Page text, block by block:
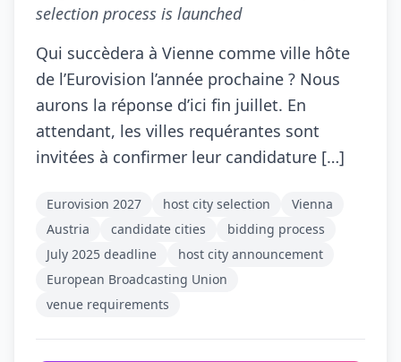
selection process is launched
Qui succèdera à Vienne comme ville hôte
de l’Eurovision l’année prochaine ? Nous
aurons la réponse d’ici fin juillet. En
attendant, les villes requérantes sont
invitées à confirmer leur candidature […]
Eurovision 2027 host city selection
Vienna
Austria
candidate cities
bidding process
July 2025 deadline
host city announcement
European Broadcasting Union
venue requirements